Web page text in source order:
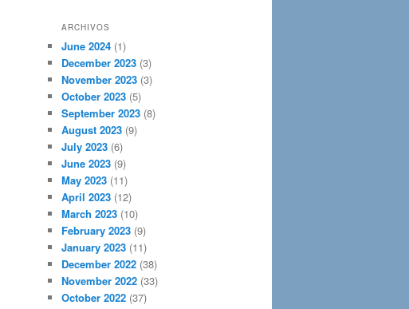
ARCHIVOS
June 2024 (1)
December 2023 (3)
November 2023 (3)
October 2023 (5)
September 2023 (8)
August 2023 (9)
July 2023 (6)
June 2023 (9)
May 2023 (11)
April 2023 (12)
March 2023 (10)
February 2023 (9)
January 2023 (11)
December 2022 (38)
November 2022 (33)
October 2022 (37)